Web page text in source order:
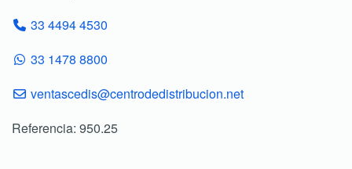
33 4494 4530
33 1478 8800
ventascedis@centrodedistribucion.net
Referencia: 950.25